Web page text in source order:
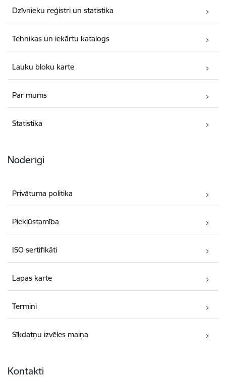
Dzīvnieku reģistri un statistika
Tehnikas un iekārtu katalogs
Lauku bloku karte
Par mums
Statistika
Noderīgi
Privātuma politika
Piekļūstamība
ISO sertifikāti
Lapas karte
Termini
Sīkdatņu izvēles maiņa
Kontakti